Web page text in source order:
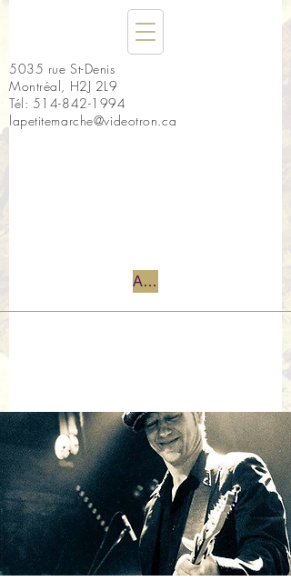
5035 rue St-Denis
Montréal, H2J 2L9
Tél: 514-842-1994
lapetitemarche@videotron.ca
Accueil